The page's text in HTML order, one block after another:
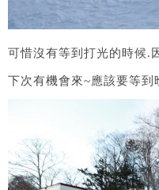
可惜沒有等到打光的時候.
下次有機會來~應該要等